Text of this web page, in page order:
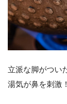
立派な脚がつい
湯気が鼻を刺激！